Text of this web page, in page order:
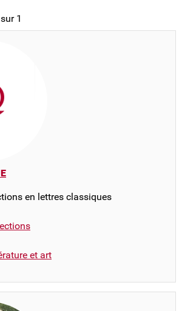
1
en lettres classiques
et art